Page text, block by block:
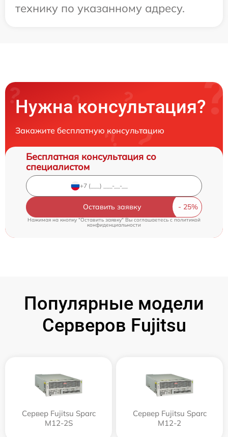
технику по указанному адресу.
Нужна консультация?
Закажите бесплатную консультацию
Бесплатная консультация со
специалистом
Оставить заявку
Нажимая на кнопку "Оставить заявку" Вы соглашаетесь cполитикой
конфиденциальности
Популярные модели
Серверов Fujitsu
Сервер Fujitsu Sparc
M12-2S
Сервер Fujitsu Sparc
M12-2